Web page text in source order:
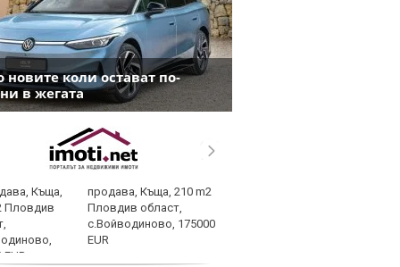
новите коли остават по-
в жегата
продава, Къща, 210 m2
Пловдив област,
с.Войводиново, 175000
EUR